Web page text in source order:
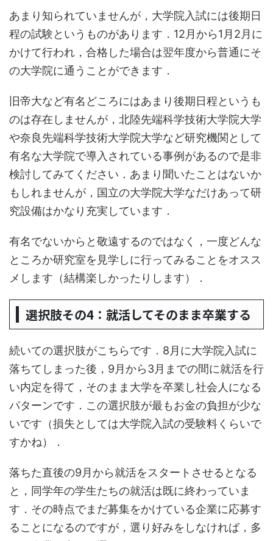
あまり知られていませんが，大学院入試には後期日
程の試験というものがあります．12月から1月2月に
かけて行われ，合格した場合は翌年度から普通にそ
の大学院に通うことができます．
旧帝大など有名どころにはあまり後期日程というも
のは存在しませんが，北陸先端科学技術大学院大学
や奈良先端科学技術大学院大学など研究機関として
有名な大学院で導入されている事例があるので是非
検討してみてください．あまり聞いたことはないか
もしれませんが，国立の大学院大学なだけあって研
究設備はかなり充実しています．
有名でないからと敬遠するのではなく，一度どんな
ところか研究室を見学しに行ってみることをオスス
メします（結構楽しかったりします）．
選択肢その4：就活してそのまま卒業する
続いての選択肢がこちらです．8月に大学院入試に
落ちてしまった後，9月から3月までの間に就活を行
い内定を得て，そのまま大学を卒業し社会人になる
パターンです．この選択肢が最もお金の負担が少な
いです（損失としては大学院入試の受験料くらいで
すかね）．
落ちた直後の9月から就活をスタートさせるとなる
と，同学年の学生たちの就活は既に終わっていま
す．その時点でまだ募集をかけている企業に応募す
ることになるのですが，選り好みをしなければ，多